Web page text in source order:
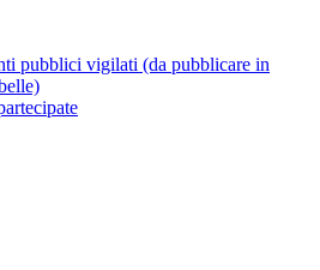
pubblici vigilati (da pubblicare in